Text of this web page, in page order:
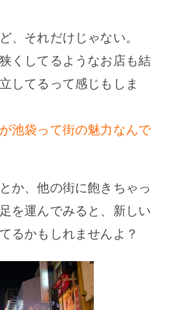
、それだけじゃない。
くしてるようなお店も結
してるって感じもしま
池袋って街の魅力なんで
か、他の街に飽きちゃっ
を運んでみると、新しい
るかもしれませんよ？